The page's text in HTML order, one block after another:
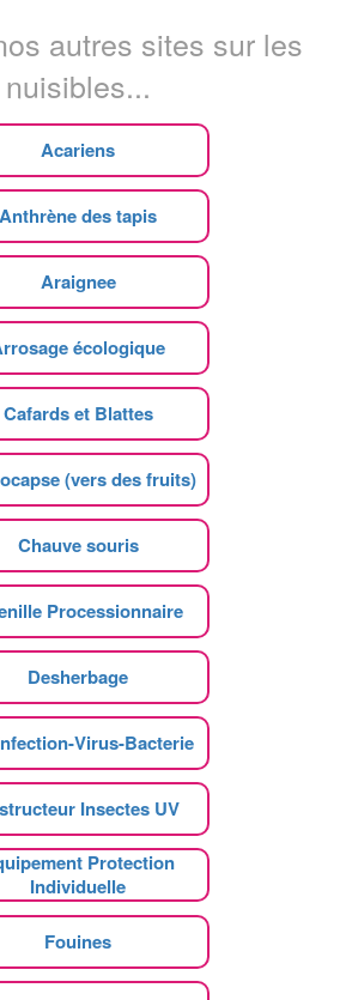
autres sites sur les
nuisibles...
Acariens
Anthrène des tapis
Araignee
écologique
Cafards et Blattes
(vers des fruits)
Chauve souris
Processionnaire
Desherbage
Virus-Bacterie
Insectes UV
Protection
Individuelle
Fouines